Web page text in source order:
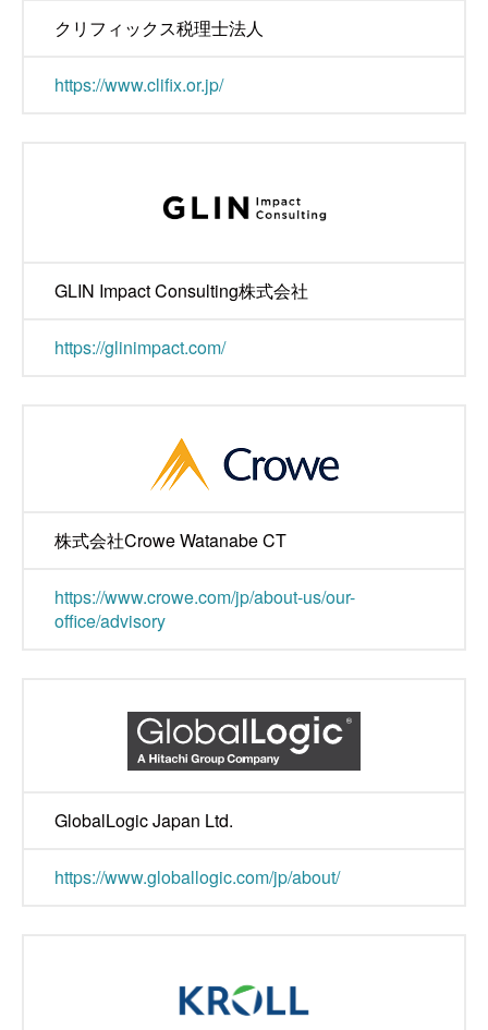
クリフィックス税理士法人
https://www.clifix.or.jp/
GLIN Impact Consulting株式会社
https://glinimpact.com/
株式会社Crowe Watanabe CT
https://www.crowe.com/jp/about-us/our-
office/advisory
GlobalLogic Japan Ltd.
https://www.globallogic.com/jp/about/